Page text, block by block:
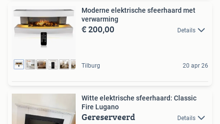
Moderne elektrische sfeerhaard met
verwarming
€ 200,00 Details
Tilburg 20 apr 26
Witte elektrische sfeerhaard: Classic
Fire Lugano
Gereserveerd Details